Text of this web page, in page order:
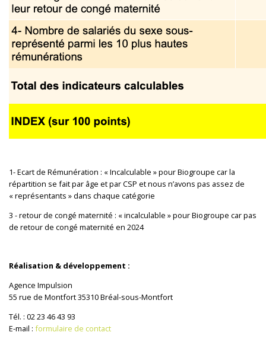
1- Ecart de Rémunération : « Incalculable » pour Biogroupe car la
répartition se fait par âge et par CSP et nous n’avons pas assez de
« représentants » dans chaque catégorie
3 - retour de congé maternité : « incalculable » pour Biogroupe car pas
de retour de congé maternité en 2024
Réalisation & développement :
Agence Impulsion
55 rue de Montfort 35310 Bréal-sous-Montfort
Tél. : 02 23 46 43 93
E-mail : formulaire de contact